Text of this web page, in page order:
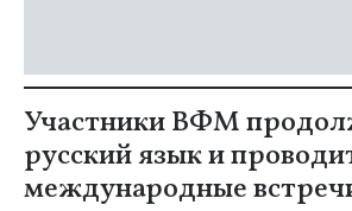
Участники ВФМ
русский язык и
международные